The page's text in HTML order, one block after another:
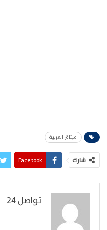
ميثاق العربية
شارك Facebook
تواصل 24